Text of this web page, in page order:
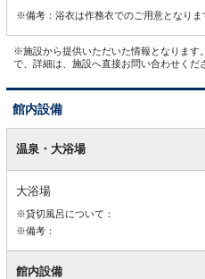
※備考：浴衣は作務衣でのご用意となりま
※施設から提供いただいた情報となります
で、詳細は、施設へ直接お問い合わせくだ
館内設備
内温泉・大浴場
大浴場
※貸切風呂について：
※備考：
館内設備